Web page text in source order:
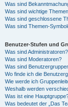
Was sind
Was sind wichtige
Was sind geschlossene
Was sind Themen-
Benutzer-Stufen und
Was sind Administratoren?
Was sind Moderatoren?
Was sind
Wo finde ich die
Wie werde ich
Weshalb werden
Was ist eine
Was bedeutet der „Das